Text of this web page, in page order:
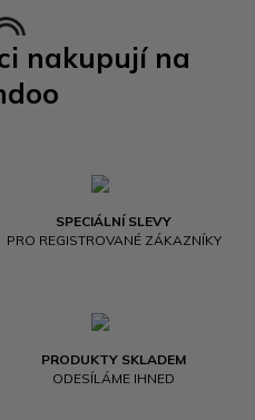
nakupují na
SPECIÁLNÍ SLEVY
PRO REGISTROVANÉ ZÁKAZNÍKY
PRODUKTY SKLADEM
ODESÍLÁME IHNED